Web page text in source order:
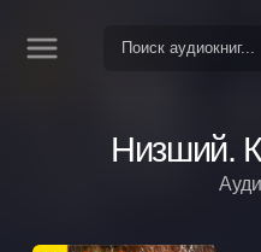
Низший.